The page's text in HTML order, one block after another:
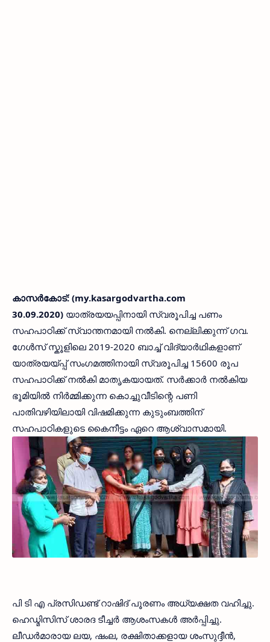
കാസർകോട്: (my.kasargodvartha.com
30.09.2020) യാത്രയയപ്പിനായി സ്വരൂപിച്ച പണം
സഹപാഠിക്ക് സ്വാന്തനമായി നൽകി. നെല്ലിക്കുന്ന് ഗവ.
ഗേൾസ് സ്കൂളിലെ 2019-2020 ബാച്ച് വിദ്യാർഥികളാണ്
യാത്രയയ്പ്പ് സംഗമത്തിനായി സ്വരൂപിച്ച 15600 രൂപ
സഹപാഠിക്ക് നൽകി മാതൃകയായത്. സർക്കാർ നൽകിയ
ഭൂമിയിൽ നിർമ്മിക്കുന്ന കൊച്ചുവീടിന്റെ പണി
പാതിവഴിയിലായി വിഷമിക്കുന്ന കുടുംബത്തിന്
സഹപാഠികളുടെ കൈനീട്ടം ഏറെ ആശ്വാസമായി.
പി ടി എ പ്രസിഡണ്ട് റാഷിദ് പൂരണം അധ്യക്ഷത വഹിച്ചു.
ഹെഡ്മിസിസ് ശാരദ ടീച്ചർ ആശംസകൾ അർപ്പിച്ചു.
ലീഡർമാരായ ലയ, ഷംല, രക്ഷിതാക്കളായ ശംസുദ്ദീൻ,